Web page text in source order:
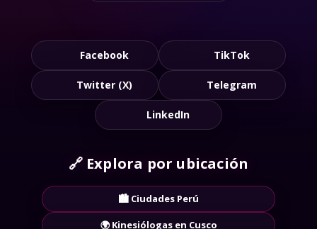
Facebook TikTok
Twitter (X) Telegram
LinkedIn
🔗 Explora por ubicación
🏙️ Ciudades Perú
🌍 Kinesiólogas en Cusco